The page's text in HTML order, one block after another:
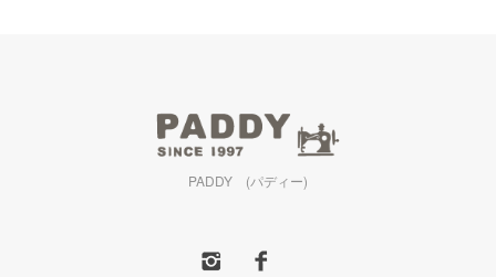
PADDY (パディー)